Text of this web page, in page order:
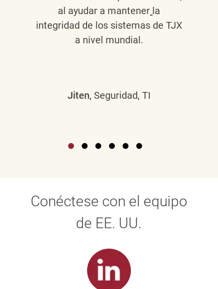
al ayudar a mantener la
integridad de los sistemas de TJX
a nivel mundial.
Jiten, Seguridad, TI
Conéctese con el equipo
de EE. UU.